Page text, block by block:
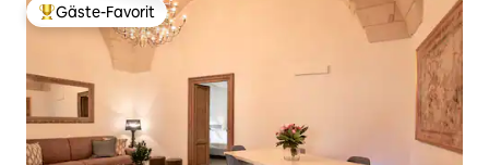
Beliebter Gäste-Favorit.
Gäste-Favorit